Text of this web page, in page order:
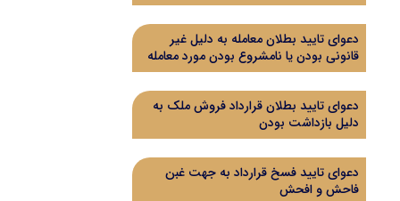
دعوای تایید بطلان معامله به دلیل غیر
قانونی بودن یا نامشروع بودن مورد معامله
دعوای تایید بطلان قرارداد فروش ملک به
دلیل بازداشت بودن
دعوای تایید فسخ قرارداد به جهت غبن
فاحش و افحش